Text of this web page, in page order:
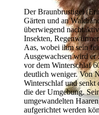
Der Braunbrustigel
Gärten und an
überwiegend
Insekten,
Aas, wobei ihm sein
Ausgewachsen wird
vor dem Winterschlaf
deutlich weniger. Von
Winterschlaf und senkt
die der Umgebung.
umgewandelten
aufgerichtet werden